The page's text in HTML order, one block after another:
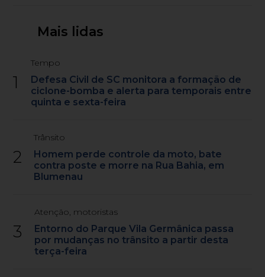
Mais lidas
1
Tempo
Defesa Civil de SC monitora a formação de
ciclone-bomba e alerta para temporais entre
quinta e sexta-feira
2
Trânsito
Homem perde controle da moto, bate
contra poste e morre na Rua Bahia, em
Blumenau
3
Atenção, motoristas
Entorno do Parque Vila Germânica passa
por mudanças no trânsito a partir desta
terça-feira